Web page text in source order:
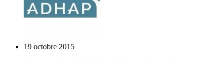
19 octobre 2015